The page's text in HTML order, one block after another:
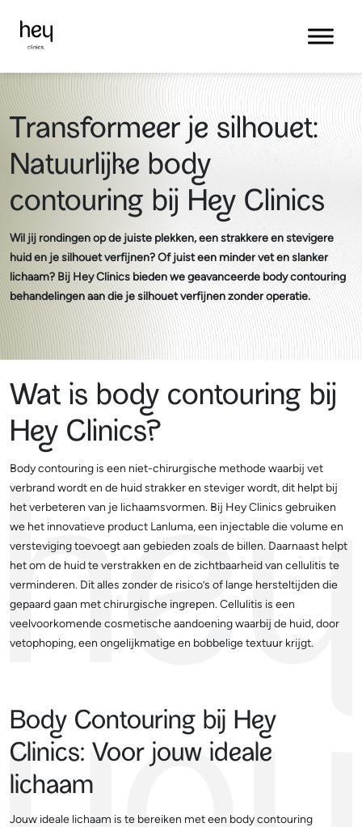
Transformeer je silhouet:
Natuurlijke body
contouring bij Hey Clinics
Wil jij rondingen op de juiste plekken, een strakkere en stevigere
huid en je silhouet verfijnen? Of juist een minder vet en slanker
lichaam? Bij Hey Clinics bieden we geavanceerde body contouring
behandelingen aan die je silhouet verfijnen zonder operatie.
Wat is body contouring bij
Hey Clinics?
Body contouring is een niet-chirurgische methode waarbij vet
verbrand wordt en de huid strakker en steviger wordt, dit helpt bij
het verbeteren van je lichaamsvormen. Bij Hey Clinics gebruiken
we het innovatieve product Lanluma, een injectable die volume en
versteviging toevoegt aan gebieden zoals de billen. Daarnaast helpt
het om de huid te verstrakken en de zichtbaarheid van cellulitis te
verminderen. Dit alles zonder de risico’s of lange hersteltijden die
gepaard gaan met chirurgische ingrepen. Cellulitis is een
veelvoorkomende cosmetische aandoening waarbij de huid, door
vetophoping, een ongelijkmatige en bobbelige textuur krijgt.
Body Contouring bij Hey
Clinics: Voor jouw ideale
lichaam
Jouw ideale lichaam is te bereiken met een body contouring